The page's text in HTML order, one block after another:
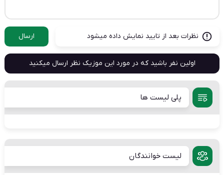
نظرات بعد از تایید نمایش داده میشود ارسال
اولین نفر باشید که در مورد این موزیک نظر ارسال میکنید
پلی لیست ها
لیست خوانندگان